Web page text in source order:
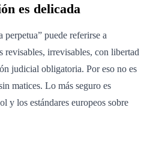
es delicada
perpetua” puede referirse a
revisables, irrevisables, con libertad
judicial obligatoria. Por eso no es
matices. Lo más seguro es
y los estándares europeos sobre